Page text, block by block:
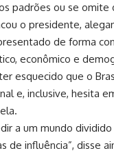
padrões ou se omite
o presidente,
de forma
econômico e
esquecido que o
e, inclusive, hesita
a um mundo
de influência”, disse